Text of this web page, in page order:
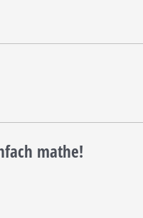
mathe!